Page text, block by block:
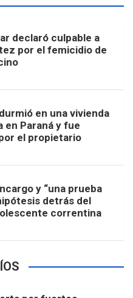
declaró culpable a
por el femicidio de
en una vivienda
en Paraná y fue
el propietario
y “una prueba
detrás del
correntina